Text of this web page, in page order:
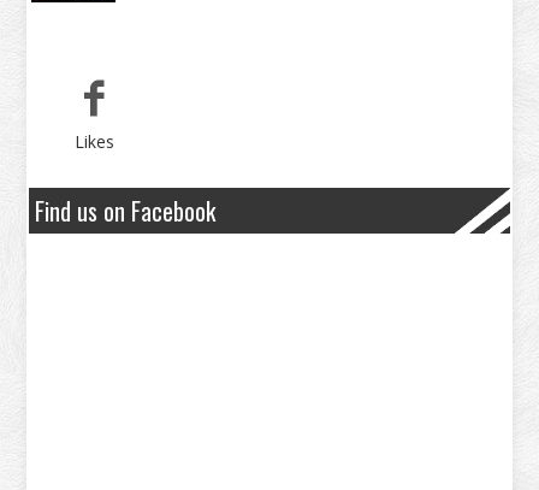
Likes
Find us on Facebook